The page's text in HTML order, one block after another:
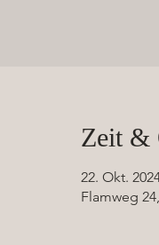
Zeit &
22. Okt.
Flamweg